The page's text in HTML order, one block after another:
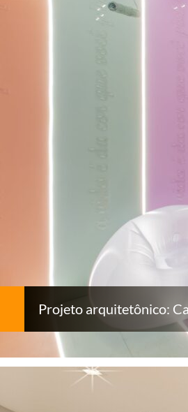
Projeto arquitetônico: